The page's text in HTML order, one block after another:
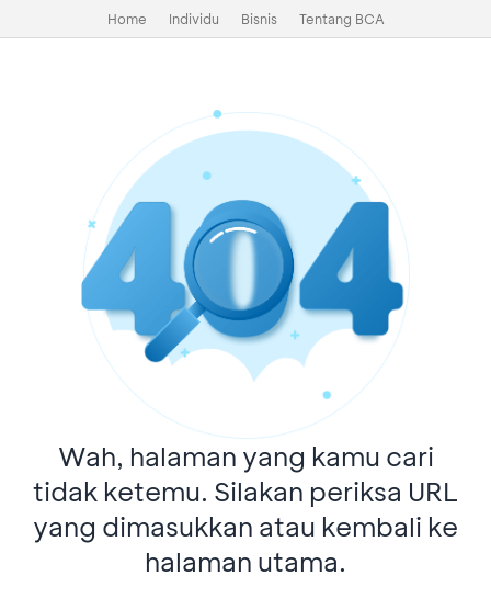
Home Individu Bisnis Tentang BCA
Wah, halaman yang kamu cari
tidak ketemu. Silakan periksa URL
yang dimasukkan atau kembali ke
halaman utama.